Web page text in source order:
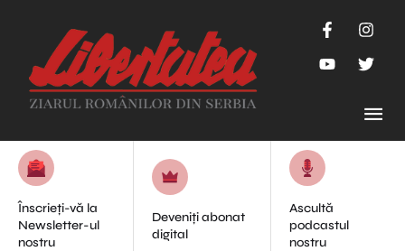
Înscrieți-vă la
Newsletter-ul
nostru
Deveniți abonat
digital
Ascultă
podcastul
nostru